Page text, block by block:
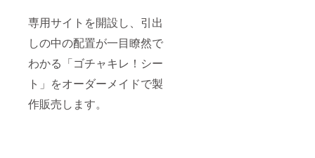
専用サイトを開設し、引出
しの中の配置が一目瞭然で
わかる「ゴチャキレ！シー
ト」をオーダーメイドで製
作販売します。